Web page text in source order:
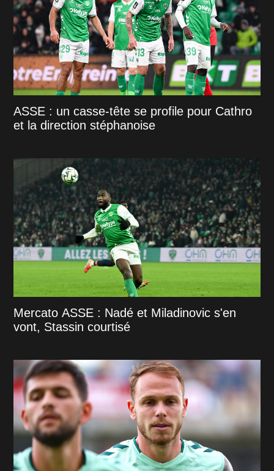
ASSE : un casse-tête se profile pour Cathro
et la direction stéphanoise
Mercato ASSE : Nadé et Miladinovic s'en
vont, Stassin courtisé